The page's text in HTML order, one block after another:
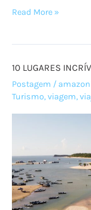
10
AMAZÔNIA
–
PARTE
2
Read More »
10 LUGARES
Postagem /
Turismo,viagem,